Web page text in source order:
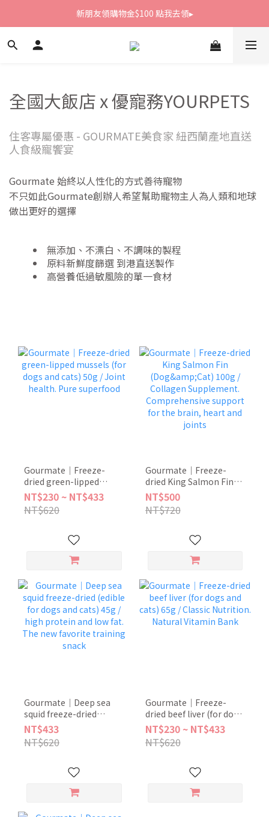
新朋友領購物金$100 點我去領▸
新朋友領購物金$100 點我去領▸
全國大飯店 x 優寵務YOURPETS
住客專屬優惠 - GOURMATE美食家 紐西蘭產地直送
人食級寵饗宴
Gourmate 始終以人性化的方式善待寵物
不只如此Gourmate創辦人希望幫助寵物主人為人類和地球
做出更好的選擇
無添加、不漂白、不調味的製程
原料新鮮度篩選 到港直送製作
高營養低過敏風險的單一食材
Gourmate｜Freeze-
dried green-lipped
mussels (for dogs and
cats) 50g / Joint health.
Pure superfood
NT$230 ~ NT$433
NT$620
Gourmate｜Freeze-
dried King Salmon Fin
(Dog&Cat) 100g /
Collagen Supplement.
Comprehensive support
NT$500
NT$720
Gourmate｜Deep sea
squid freeze-dried
(edible for dogs and
cats) 45g / high protein
and low fat. The new
NT$433
NT$620
Gourmate｜Freeze-
dried beef liver (for dogs
and cats) 65g / Classic
Nutrition. Natural
Vitamin Bank
NT$230 ~ NT$433
NT$620